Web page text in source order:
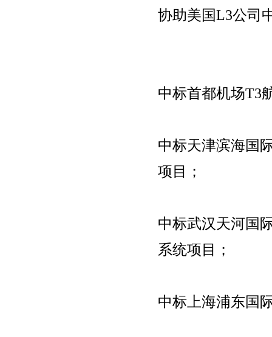
协助美国L3公司
中标首都机场T3
中标天津滨海国
项目；
中标武汉天河国
系统项目；
中标上海浦东国